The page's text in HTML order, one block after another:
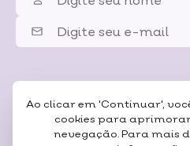
Ao clicar em 'Continuar',
cookies para
nevegação. Para mais